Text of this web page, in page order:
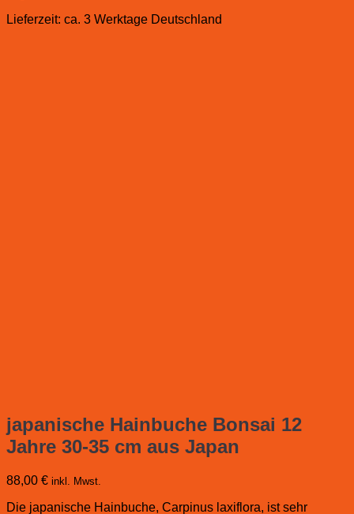
Lieferzeit: ca. 3 Werktage Deutschland
japanische Hainbuche Bonsai 12
Jahre 30-35 cm aus Japan
88,00 € inkl. Mwst.
Die japanische Hainbuche, Carpinus laxiflora, ist sehr